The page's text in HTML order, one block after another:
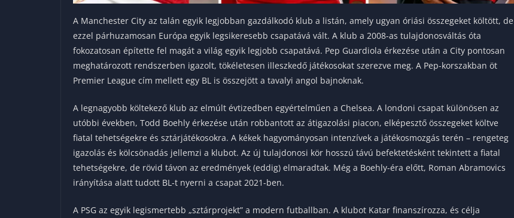
A Manchester City az talán egyik legjobban gazdálkodó klub a listán, amely ugyan óriási összegeket költött, de
ezzel párhuzamosan Európa egyik legsikeresebb csapatává vált. A klub a 2008-as tulajdonosváltás óta
fokozatosan építette fel magát a világ egyik legjobb csapatává. Pep Guardiola érkezése után a City pontosan
meghatározott rendszerben igazolt, tökéletesen illeszkedő játékosokat szerezve meg. A Pep-korszakban öt
Premier League cím mellett egy BL is összejött a tavalyi angol bajnoknak.
A legnagyobb költekező klub az elmúlt évtizedben egyértelműen a Chelsea. A londoni csapat különösen az
utóbbi években, Todd Boehly érkezése után robbantott az átigazolási piacon, elképesztő összegeket költve
fiatal tehetségekre és sztárjátékosokra. A kékek hagyományosan intenzívek a játékosmozgás terén – rengeteg
igazolás és kölcsönadás jellemzi a klubot. Az új tulajdonosi kör hosszú távú befektetésként tekintett a fiatal
tehetségekre, de rövid távon az eredmények (eddig) elmaradtak. Még a Boehly-éra előtt, Roman Abramovics
irányítása alatt tudott BL-t nyerni a csapat 2021-ben.
A PSG az egyik legismertebb „sztárprojekt” a modern futballban. A klubot Katar finanszírozza, és célja